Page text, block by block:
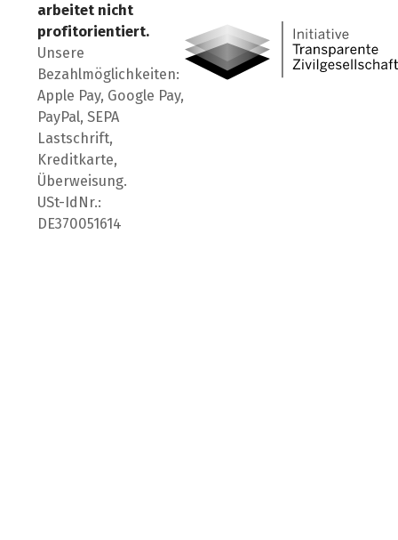
arbeitet nicht
profitorientiert.
Unsere
Bezahlmöglichkeiten:
Apple Pay, Google Pay,
PayPal, SEPA
Lastschrift,
Kreditkarte,
Überweisung.
USt-IdNr.:
DE370051614